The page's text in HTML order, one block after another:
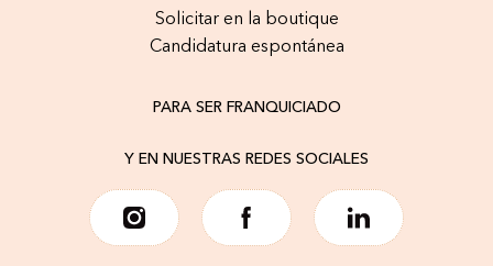
Solicitar en la boutique
Candidatura espontánea
PARA SER FRANQUICIADO
Y EN NUESTRAS REDES SOCIALES